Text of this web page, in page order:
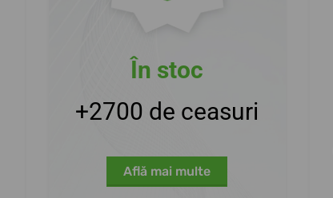
În stoc
+2700 de ceasuri
Află mai multe